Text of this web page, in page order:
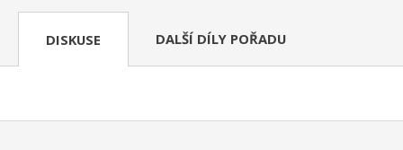
DISKUSE DALŠÍ DÍLY POŘADU